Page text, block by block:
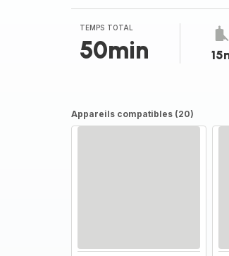
TEMPS TOTAL
50min
Appareils compatibles (20)